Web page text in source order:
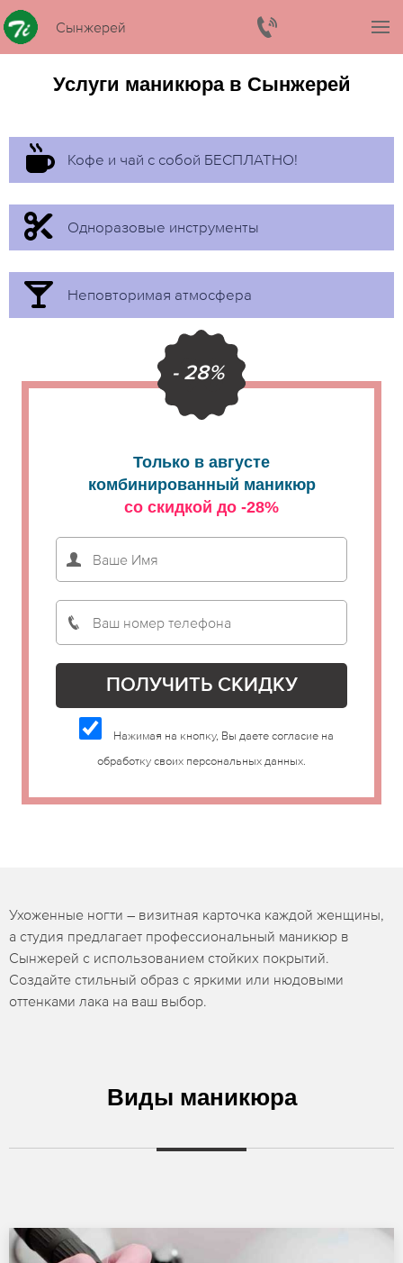
Сынжерей
Услуги маникюра в Сынжерей
Кофе и чай с собой БЕСПЛАТНО!
Одноразовые инструменты
Неповторимая атмосфера
- 28%
Только в августе
комбинированный маникюр
со скидкой до -28%
Нажимая на кнопку, Вы даете согласие на
обработку своих персональных данных.
Ухоженные ногти – визитная карточка каждой женщины,
а студия предлагает профессиональный маникюр в
Сынжерей с использованием стойких покрытий.
Создайте стильный образ с яркими или нюдовыми
оттенками лака на ваш выбор.
Виды маникюра